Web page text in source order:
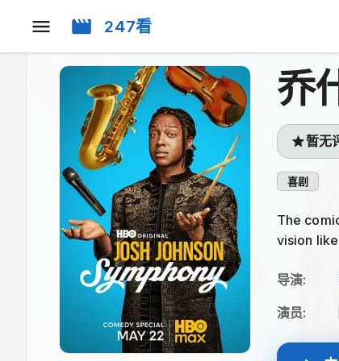
247看
乔
暂无
喜剧
The
vision
导演:
演员: